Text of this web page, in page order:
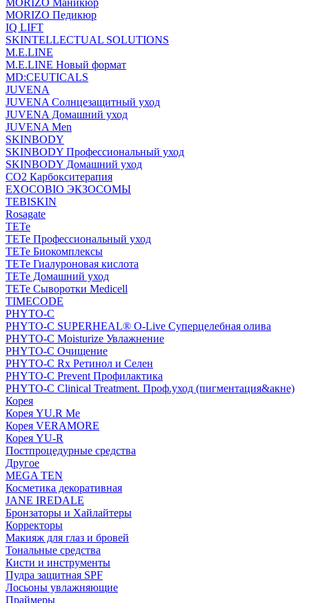
MORIZO Маникюр
MORIZO Педикюр
IQ LIFT
SKINTELLECTUAL SOLUTIONS
M.E.LINE
M.E.LINE Новый формат
MD:CEUTICALS
JUVENA
JUVENA Солнцезащитный уход
JUVENA Домашний уход
JUVENA Men
SKINBODY
SKINBODY Профессиональный уход
SKINBODY Домашний уход
CO2 Карбокситерапия
EXOCOBIO ЭКЗОСОМЫ
TEBISKIN
Rosagate
TETe
TETe Профессиональный уход
TETe Биокомплексы
TETe Гиалуроновая кислота
TETe Домашний уход
TETe Сыворотки Medicell
TIMECODE
PHYTO-C
PHYTO-C SUPERHEAL® O-Live Суперцелебная олива
PHYTO-C Moisturize Увлажнение
PHYTO-C Очищение
PHYTO-C Rx Ретинол и Селен
PHYTO-C Prevent Профилактика
PHYTO-C Clinical Treatment. Проф.уход (пигментация&акне)
Корея
Корея YU.R Me
Корея VERAMORE
Корея YU-R
Постпроцедурные средства
Другое
MEGA TEN
Косметика декоративная
JANE IREDALE
Бронзаторы и Хайлайтеры
Корректоры
Макияж для глаз и бровей
Тональные средства
Кисти и инструменты
Пудра защитная SPF
Лосьоны увлажняющие
Праймеры